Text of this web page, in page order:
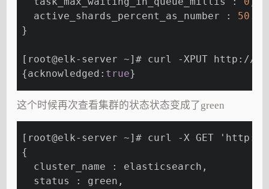
  active_shards_percent_as_number :
}
[root@elk-server ~]# curl -XPUT
{acknowledged: true}
这个时候再次查看集群的状态状态变成了green
[root@elk-server ~]# curl -X GET
{
  cluster_name : elasticsearch,
  status : green,